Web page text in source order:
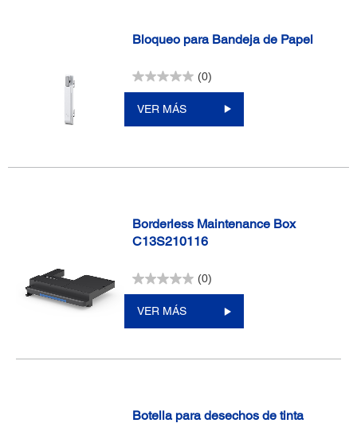
Bloqueo para Bandeja de Papel
(0)
VER MÁS
Borderless Maintenance Box
C13S210116
(0)
VER MÁS
Botella para desechos de tinta